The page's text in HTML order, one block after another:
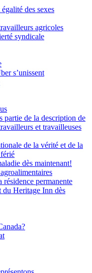
des sexes
agricoles
syndicale
s’unissent
partie de la description de
et travailleuses
de la vérité et de la
dès maintenant!
permanente
Heritage Inn dès